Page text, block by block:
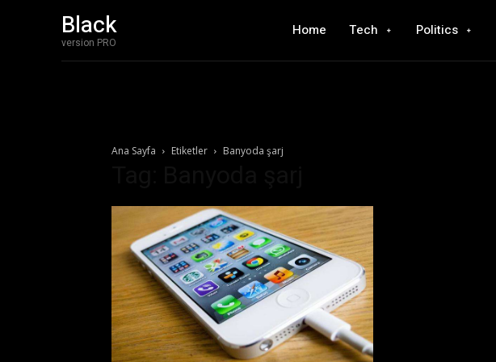
Black
version PRO
Home Tech Politics
Ana Sayfa Etiketler Banyoda şarj